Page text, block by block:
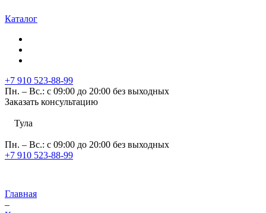
Каталог
+7 910 523-88-99
Пн. – Вс.: с 09:00 до 20:00 без выходных
Заказать консультацию
Тула
Пн. – Вс.: с 09:00 до 20:00 без выходных
+7 910 523-88-99
Главная
–